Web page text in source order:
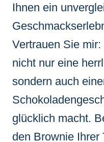
Ihnen ein
Vertrauen Sie
nicht nur eine
sondern auch
glücklich macht.
den Brownie Ihrer